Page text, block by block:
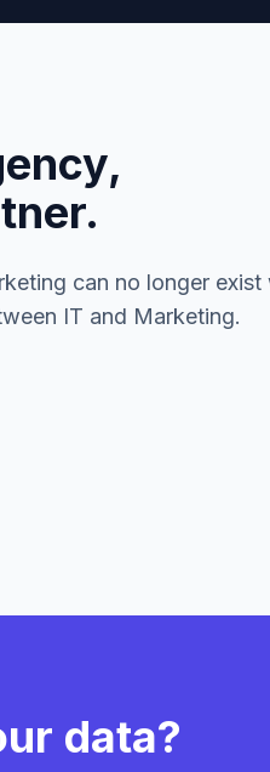
can no longer
IT and Marketing.
data?